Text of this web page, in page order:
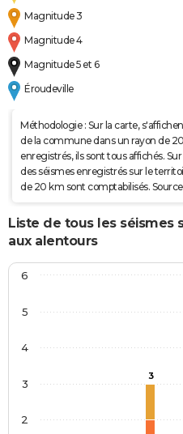
Magnitude 3
Magnitude 4
Magnitude 5 et 6
Éroudeville
Méthodologie : Sur la carte,
de la commune dans un rayon de
enregistrés, ils sont tous affichés.
des séismes enregistrés sur le
de 20 km sont comptabilisés.
Liste de tous les séismes
aux alentours
3
2
3
4
5
6